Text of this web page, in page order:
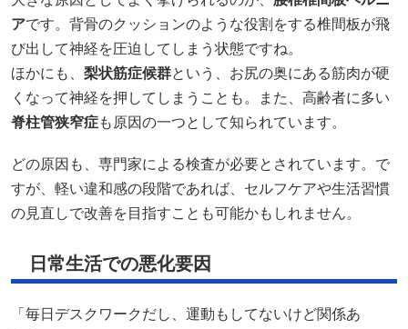
アです。背骨のクッションのような役割をする椎間板が飛
び出して神経を圧迫してしまう状態ですね。
ほかにも、 梨状筋症候群という、お尻の奥にある筋肉が硬
くなって神経を押してしまうことも。また、高齢者に多い
脊柱管狭窄症も原因の一つとして知られています。
どの原因も、専門家による検査が必要とされています。で
すが、軽い違和感の段階であれば、セルフケアや生活習慣
の見直しで改善を目指すことも可能かもしれません。
日常生活での悪化要因
「毎日デスクワークだし、運動もしてないけど関係あ